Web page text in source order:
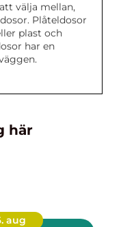
välja mellan,
Plåteldosor
plast och
har en
här
aug